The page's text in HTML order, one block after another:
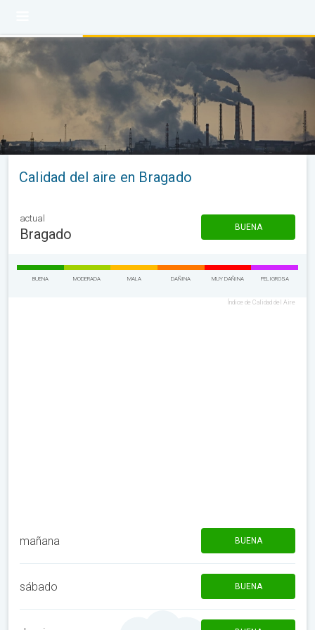
Calidad del aire en Bragado
actual
Bragado BUENA
BUENA MODERADA MALA DAÑINA MUY DAÑINA PELIGROSA
Índice de Calidad del Aire
mañana BUENA
sábado BUENA